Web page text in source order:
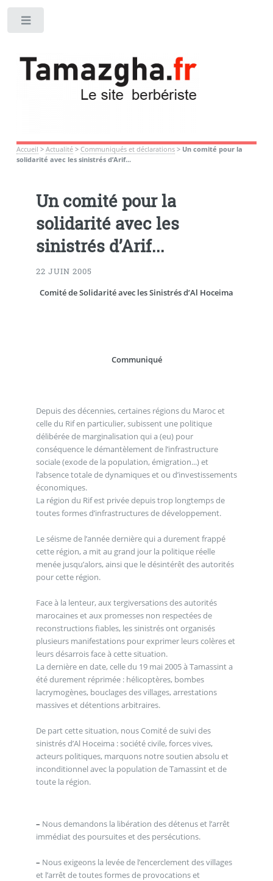
Accueil > Actualité> Communiqués et déclarations> Un comité pour la
solidarité avec les sinistrés d’Arif...
Un comité pour la
solidarité avec les
sinistrés d’Arif...
22 JUIN 2005
Comité de Solidarité avec les Sinistrés d’Al Hoceima
Communiqué
Depuis des décennies, certaines régions du Maroc et
celle du Rif en particulier, subissent une politique
délibérée de marginalisation qui a (eu) pour
conséquence le démantèlement de l’infrastructure
sociale (exode de la population, émigration...) et
l’absence totale de dynamiques et ou d’investissements
économiques.
La région du Rif est privée depuis trop longtemps de
toutes formes d’infrastructures de développement.
Le séisme de l’année dernière qui a durement frappé
cette région, a mit au grand jour la politique réelle
menée jusqu’alors, ainsi que le désintérêt des autorités
pour cette région.
Face à la lenteur, aux tergiversations des autorités
marocaines et aux promesses non respectées de
reconstructions fiables, les sinistrés ont organisés
plusieurs manifestations pour exprimer leurs colères et
leurs désarrois face à cette situation.
La dernière en date, celle du 19 mai 2005 à Tamassint a
été durement réprimée : hélicoptères, bombes
lacrymogènes, bouclages des villages, arrestations
massives et détentions arbitraires.
De part cette situation, nous Comité de suivi des
sinistrés d’Al Hoceima : société civile, forces vives,
acteurs politiques, marquons notre soutien absolu et
inconditionnel avec la population de Tamassint et de
toute la région.
– Nous demandons la libération des détenus et l’arrêt
immédiat des poursuites et des persécutions.
– Nous exigeons la levée de l’encerclement des villages
et l’arrêt de toutes formes de provocations et